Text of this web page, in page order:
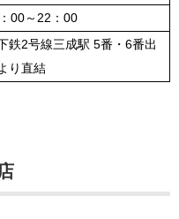
00～22：00
鉄2号線三成駅 5番・6番出
り直結